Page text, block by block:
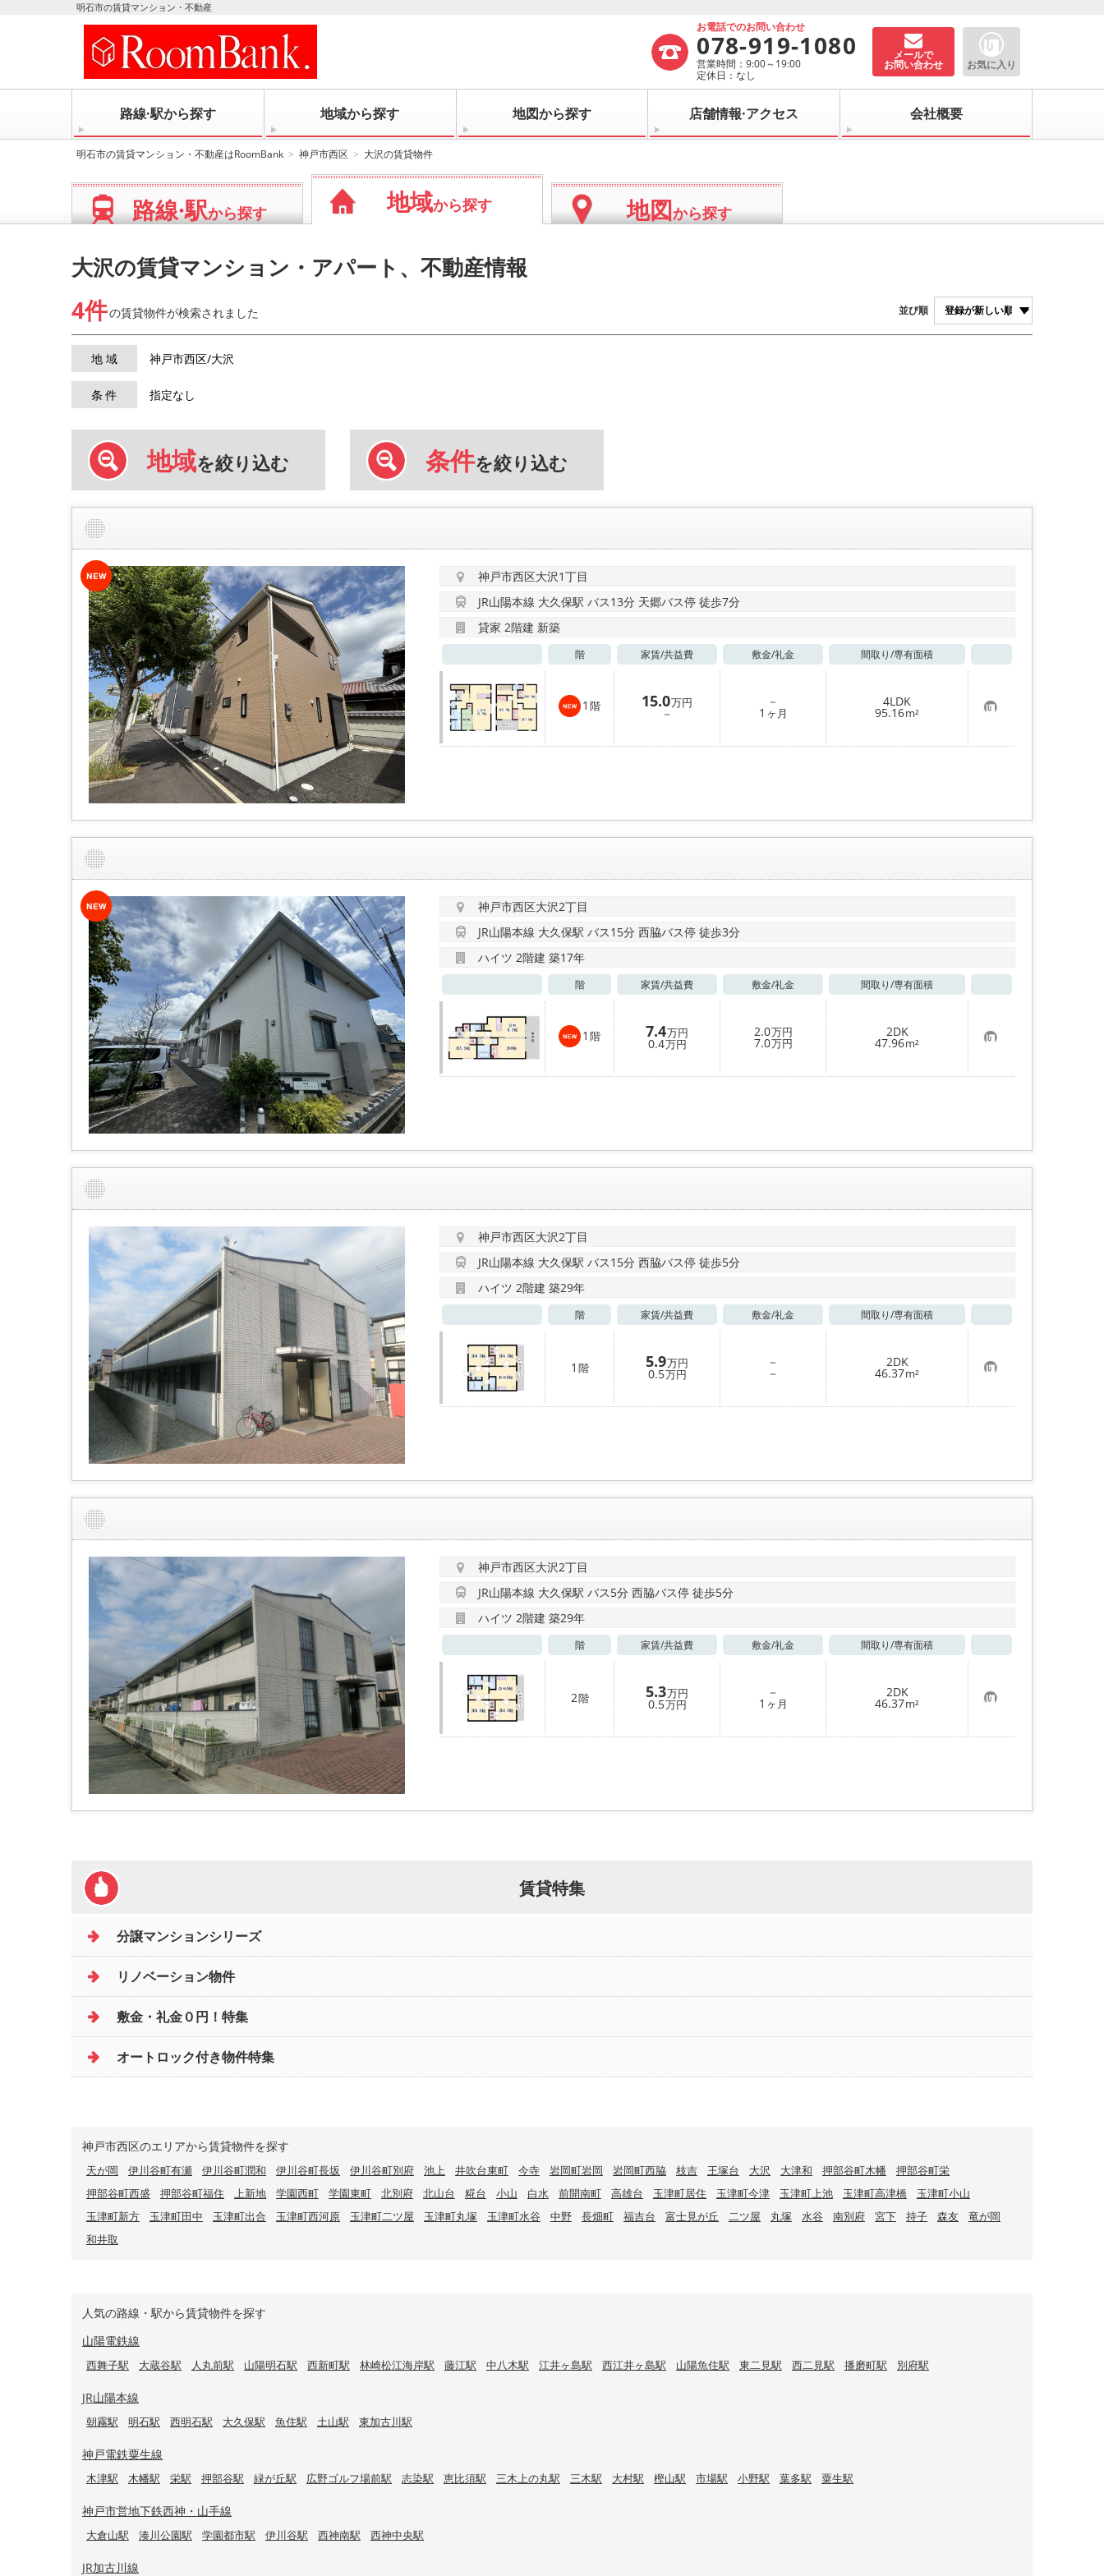
明石市の賃貸マンション・不動産
お電話でのお問い合わせ
078-919-1080
営業時間：9:00～19:00
定休日：なし
メールで
お問い合わせ お気に入り
路線·駅から探す 地域から探す 地図から探す 店舗情報·アクセス 会社概要
明石市の賃貸マンション・不動産はRoomBank 神戸市西区 大沢の賃貸物件
路線·駅から探す 地域から探す 地図から探す
大沢の賃貸マンション・アパート、不動産情報
4件の賃貸物件が検索されました 並び順
地 域 神戸市西区/大沢
条 件 指定なし
地域を絞り込む 条件を絞り込む
神戸市西区大沢1丁目
JR山陽本線 大久保駅 バス13分 天郷バス停 徒歩7分
貸家 2階建 新築
階 家賃/共益費 敷金/礼金 間取り/専有面積
1 階 15.0万円
－
－
1 ヶ月
4LDK
95.16m² お
気
に
入
神戸市西区大沢2丁目
JR山陽本線 大久保駅 バス15分 西脇バス停 徒歩3分
ハイツ 2階建 築17年
階 家賃/共益費 敷金/礼金 間取り/専有面積
1 階 7.4万円
0.4万円
2.0万円
7.0万円
2DK
47.96m² お
気
に
入
神戸市西区大沢2丁目
JR山陽本線 大久保駅 バス15分 西脇バス停 徒歩5分
ハイツ 2階建 築29年
階 家賃/共益費 敷金/礼金 間取り/専有面積
1 階 5.9万円
0.5万円
－
－
2DK
46.37m² お
気
に
入
神戸市西区大沢2丁目
JR山陽本線 大久保駅 バス5分 西脇バス停 徒歩5分
ハイツ 2階建 築29年
階 家賃/共益費 敷金/礼金 間取り/専有面積
2階 5.3万円
0.5万円
－
1 ヶ月
2DK
46.37m² お
気
に
入
賃貸特集
分譲マンションシリーズ
リノベーション物件
敷金・礼金０円！特集
オートロック付き物件特集
神戸市西区のエリアから賃貸物件を探す
天が岡 伊川谷町有瀬 伊川谷町潤和 伊川谷町長坂 伊川谷町別府 池上 井吹台東町 今寺 岩岡町岩岡 岩岡町西脇 枝吉 王塚台 大沢 大津和 押部谷町木幡
押部谷町栄
押部谷町西盛
押部谷町福住 上新地 学園西町 学園東町 北別府 北山台 糀台 小山 白水 前開南町 高雄台 玉津町居住 玉津町今津 玉津町上池 玉津町高津橋
玉津町小山
玉津町新方
玉津町田中 玉津町出合 玉津町西河原 玉津町二ツ屋 玉津町丸塚 玉津町水谷 中野 長畑町 福吉台 富士見が丘 二ツ屋 丸塚 水谷 南別府 宮下 持子 森友
竜が岡
和井取
人気の路線・駅から賃貸物件を探す
山陽電鉄線
西舞子駅 大蔵谷駅 人丸前駅 山陽明石駅 西新町駅 林崎松江海岸駅 藤江駅 中八木駅 江井ヶ島駅 西江井ヶ島駅 山陽魚住駅 東二見駅 西二見駅 播磨町駅 別府駅
JR山陽本線
朝霧駅 明石駅 西明石駅 大久保駅 魚住駅 土山駅 東加古川駅
神戸電鉄粟生線
木津駅 木幡駅 栄駅 押部谷駅 緑が丘駅 広野ゴルフ場前駅 志染駅 恵比須駅 三木上の丸駅 三木駅 大村駅 樫山駅 市場駅 小野駅 葉多駅 粟生駅
神戸市営地下鉄西神・山手線
大倉山駅 湊川公園駅 学園都市駅 伊川谷駅 西神南駅 西神中央駅
JR加古川線